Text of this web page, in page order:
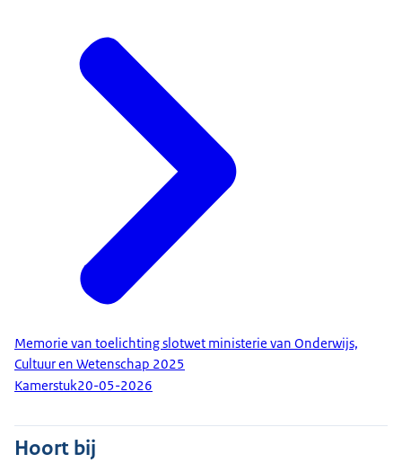
Memorie van toelichting slotwet ministerie van Onderwijs,
Cultuur en Wetenschap 2025
Kamerstuk20-05-2026
Hoort bij